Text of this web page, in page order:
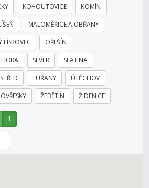
KOHOUTOVICE KOMÍN
MALOMĚŘICE A OBŘANY
LÍSKOVEC OŘEŠÍN
HORA SEVER SLATINA
STŘED TUŘANY ÚTĚCHOV
ŽEBĚTÍN ŽIDENICE
1